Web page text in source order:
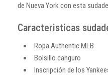
de Nueva York con esta
Caracteristicas
Ropa Authentic MLB
Bolsillo canguro
Inscripción de los